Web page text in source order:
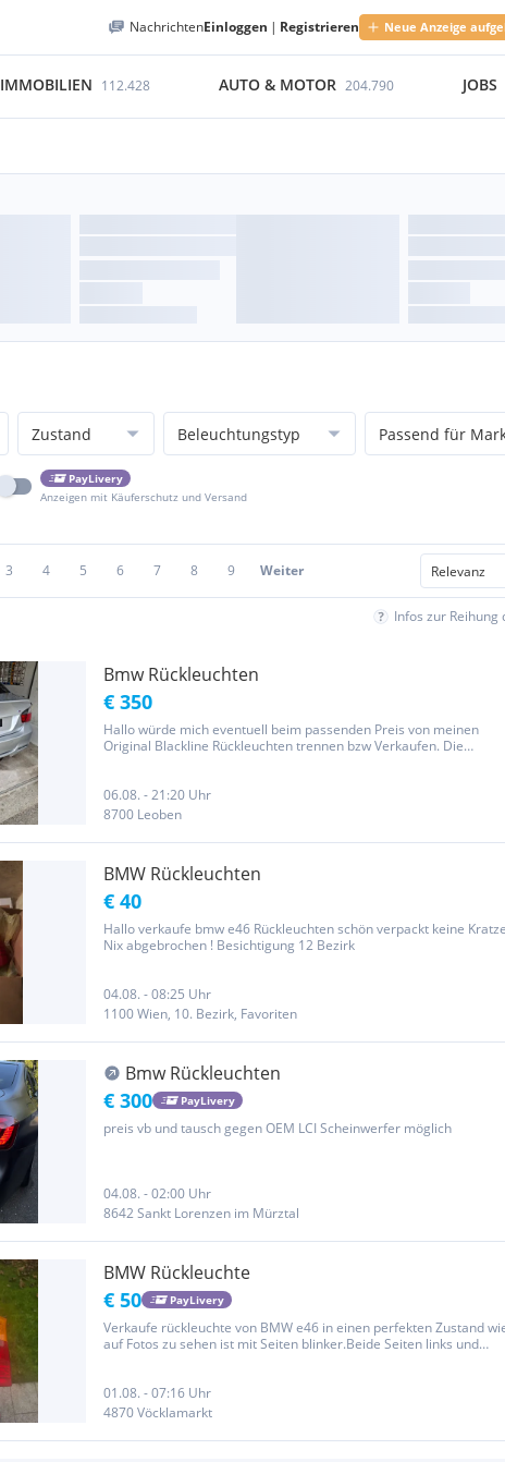
NachrichtenEinloggen | Registrieren Neue Anzeige
IMMOBILIEN 112.428 AUTO & MOTOR 204.790 JOBS
Zustand Beleuchtungstyp Passend für
PayLivery
Anzeigen mit Käuferschutz und Versand
3 4 5 6 7 8 9 Weiter
Infos zur Reihung
Bmw Rückleuchten
€ 350
Hallo würde mich eventuell beim passenden Preis von meinen
Original Blackline Rückleuchten trennen bzw Verkaufen. Die
06.08. - 21:20 Uhr
8700 Leoben
BMW Rückleuchten
€ 40
Hallo verkaufe bmw e46 Rückleuchten schön verpackt keine
Nix abgebrochen ! Besichtigung 12 Bezirk
04.08. - 08:25 Uhr
1100 Wien, 10. Bezirk, Favoriten
Bmw Rückleuchten
€ 300 PayLivery
preis vb und tausch gegen OEM LCI Scheinwerfer möglich
04.08. - 02:00 Uhr
8642 Sankt Lorenzen im Mürztal
BMW Rückleuchte
€ 50 PayLivery
Verkaufe rückleuchte von BMW e46 in einen perfekten Zustand
auf Fotos zu sehen ist mit Seiten blinker.Beide Seiten links und
01.08. - 07:16 Uhr
4870 Vöcklamarkt